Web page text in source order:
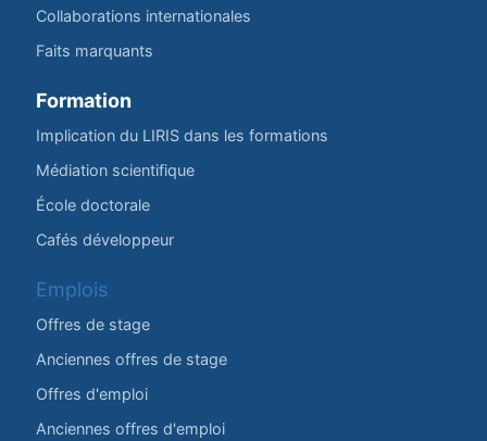
Collaborations internationales
Faits marquants
Formation
Implication du LIRIS dans les formations
Médiation scientifique
École doctorale
Cafés développeur
Emplois
Offres de stage
Anciennes offres de stage
Offres d'emploi
Anciennes offres d'emploi